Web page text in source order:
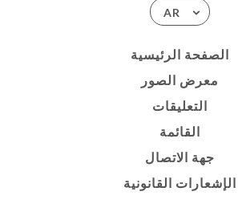
AR
الصفحة الرئيسية
معرض الصور
التعليقات
القائمة
جهة الاتصال
الإشعارات القانونية